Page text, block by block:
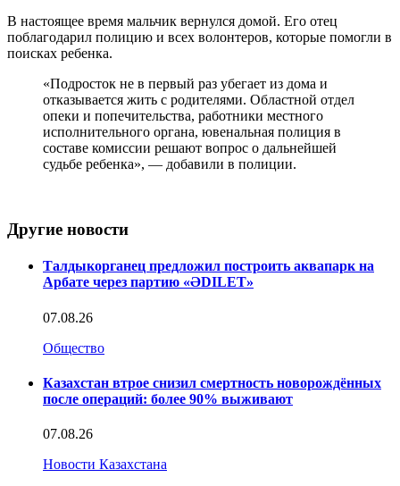
В настоящее время мальчик вернулся домой. Его отец
поблагодарил полицию и всех волонтеров, которые помогли в
поисках ребенка.
«Подросток не в первый раз убегает из дома и
отказывается жить с родителями. Областной отдел
опеки и попечительства, работники местного
исполнительного органа, ювенальная полиция в
составе комиссии решают вопрос о дальнейшей
судьбе ребенка», — добавили в полиции.
Другие новости
Талдыкорганец предложил построить аквапарк на
Арбате через партию «ӘDILET»
07.08.26
Общество
Казахстан втрое снизил смертность новорождённых
после операций: более 90% выживают
07.08.26
Новости Казахстана